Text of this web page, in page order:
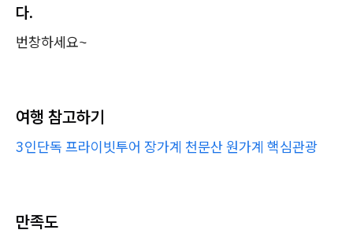
다.
번창하세요~
여행 참고하기
3인단독 프라이빗투어 장가계 천문산 원가계 핵심관광
만족도